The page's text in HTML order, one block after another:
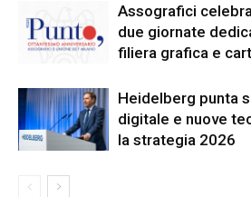
Assografici
due giornate
filiera grafica e
Heidelberg punta
digitale e nuove
la strategia 2026